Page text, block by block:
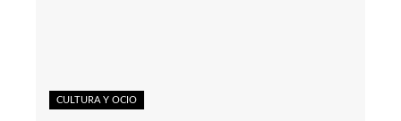
CULTURA Y OCIO